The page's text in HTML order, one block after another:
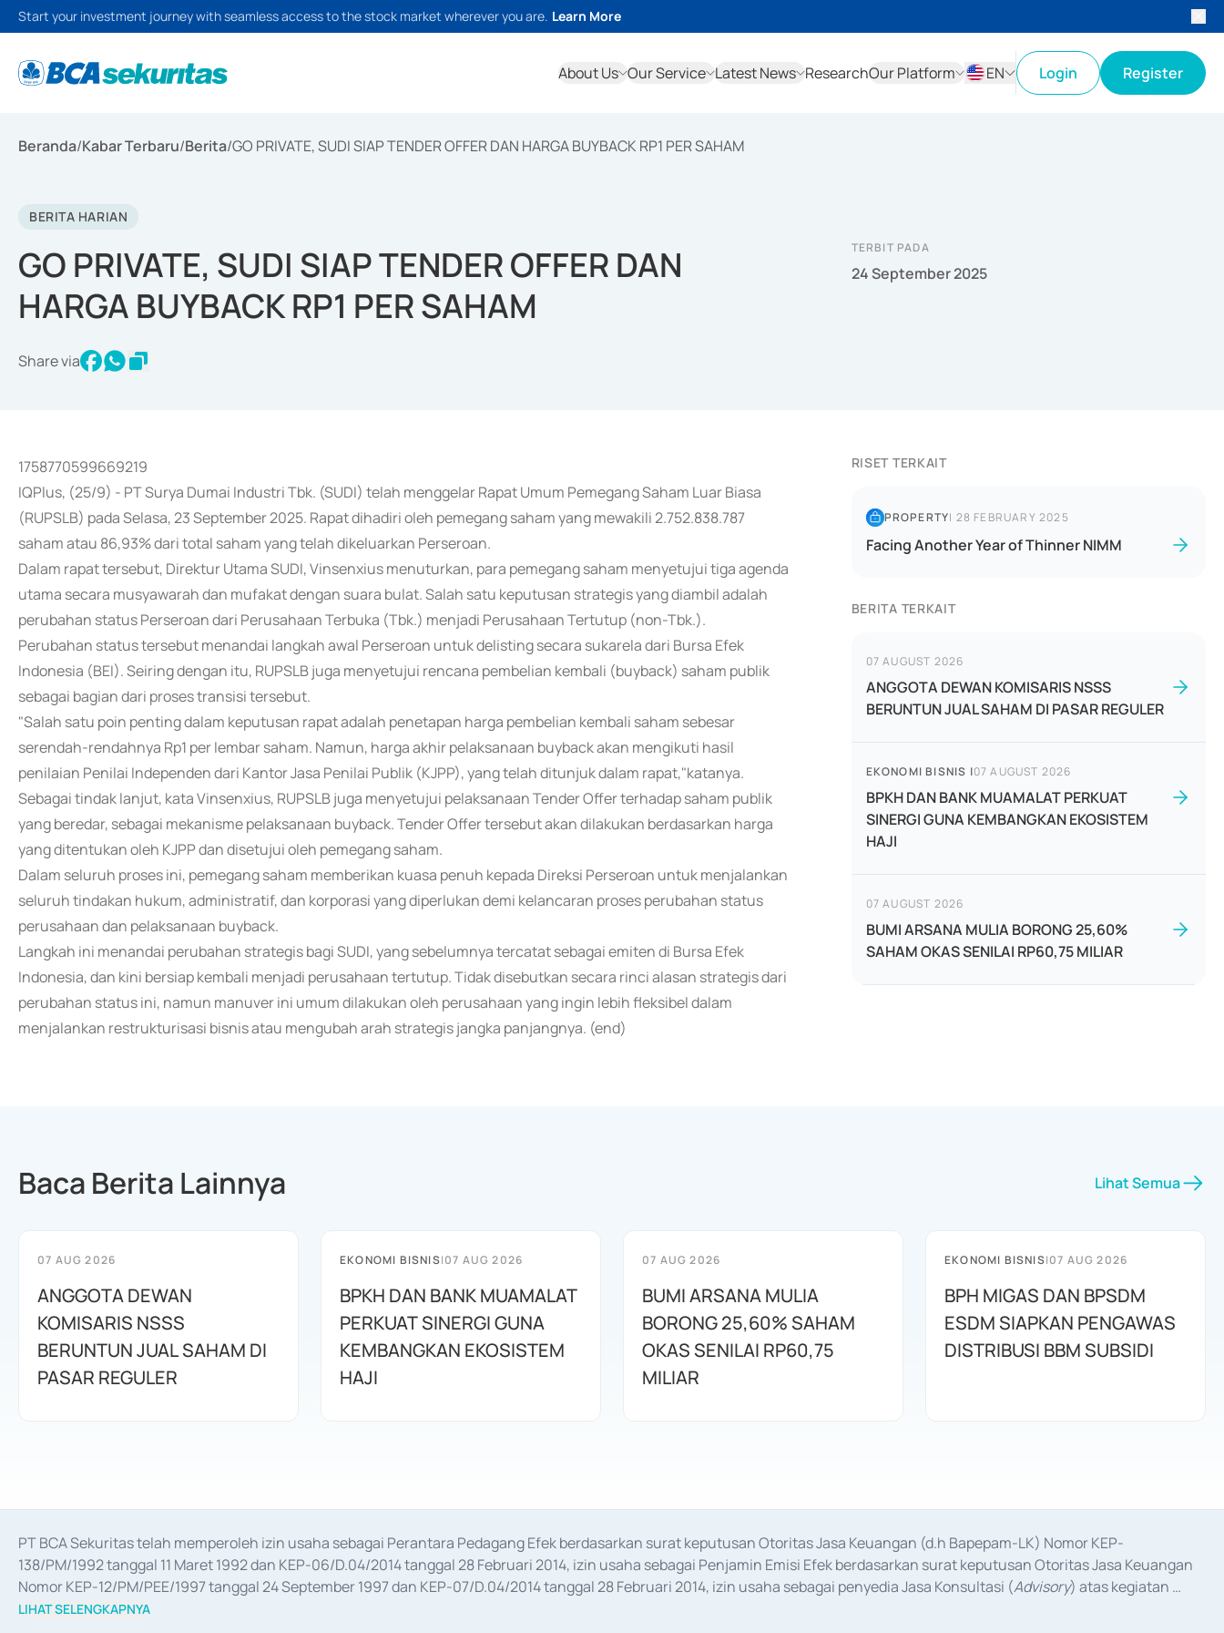
Start your investment journey with seamless access to the stock market wherever you are. Learn More
About Us Our Service Latest News ResearchOur Platform
EN
Login Register
Beranda/Kabar Terbaru/Berita/GO PRIVATE, SUDI SIAP TENDER OFFER DAN HARGA BUYBACK RP1 PER SAHAM
BERITA HARIAN
GO PRIVATE, SUDI SIAP TENDER OFFER DAN
HARGA BUYBACK RP1 PER SAHAM
Share via
TERBIT PADA
24 September 2025
1758770599669219
IQPlus, (25/9) - PT Surya Dumai Industri Tbk. (SUDI) telah menggelar Rapat Umum Pemegang Saham Luar Biasa
(RUPSLB) pada Selasa, 23 September 2025. Rapat dihadiri oleh pemegang saham yang mewakili 2.752.838.787
saham atau 86,93% dari total saham yang telah dikeluarkan Perseroan.
Dalam rapat tersebut, Direktur Utama SUDI, Vinsenxius menuturkan, para pemegang saham menyetujui tiga agenda
utama secara musyawarah dan mufakat dengan suara bulat. Salah satu keputusan strategis yang diambil adalah
perubahan status Perseroan dari Perusahaan Terbuka (Tbk.) menjadi Perusahaan Tertutup (non-Tbk.).
Perubahan status tersebut menandai langkah awal Perseroan untuk delisting secara sukarela dari Bursa Efek
Indonesia (BEI). Seiring dengan itu, RUPSLB juga menyetujui rencana pembelian kembali (buyback) saham publik
sebagai bagian dari proses transisi tersebut.
"Salah satu poin penting dalam keputusan rapat adalah penetapan harga pembelian kembali saham sebesar
serendah-rendahnya Rp1 per lembar saham. Namun, harga akhir pelaksanaan buyback akan mengikuti hasil
penilaian Penilai Independen dari Kantor Jasa Penilai Publik (KJPP), yang telah ditunjuk dalam rapat,"katanya.
Sebagai tindak lanjut, kata Vinsenxius, RUPSLB juga menyetujui pelaksanaan Tender Offer terhadap saham publik
yang beredar, sebagai mekanisme pelaksanaan buyback. Tender Offer tersebut akan dilakukan berdasarkan harga
yang ditentukan oleh KJPP dan disetujui oleh pemegang saham.
Dalam seluruh proses ini, pemegang saham memberikan kuasa penuh kepada Direksi Perseroan untuk menjalankan
seluruh tindakan hukum, administratif, dan korporasi yang diperlukan demi kelancaran proses perubahan status
perusahaan dan pelaksanaan buyback.
Langkah ini menandai perubahan strategis bagi SUDI, yang sebelumnya tercatat sebagai emiten di Bursa Efek
Indonesia, dan kini bersiap kembali menjadi perusahaan tertutup. Tidak disebutkan secara rinci alasan strategis dari
perubahan status ini, namun manuver ini umum dilakukan oleh perusahaan yang ingin lebih fleksibel dalam
menjalankan restrukturisasi bisnis atau mengubah arah strategis jangka panjangnya. (end)
RISET TERKAIT
PROPERTY| 28 FEBRUARY 2025
Facing Another Year of Thinner NIMM
BERITA TERKAIT
07 AUGUST 2026
ANGGOTA DEWAN KOMISARIS NSSS
BERUNTUN JUAL SAHAM DI PASAR REGULER
EKONOMI BISNIS |07 AUGUST 2026
BPKH DAN BANK MUAMALAT PERKUAT
SINERGI GUNA KEMBANGKAN EKOSISTEM
HAJI
07 AUGUST 2026
BUMI ARSANA MULIA BORONG 25,60%
SAHAM OKAS SENILAI RP60,75 MILIAR
Baca Berita Lainnya Lihat Semua
07 AUG 2026
ANGGOTA DEWAN
KOMISARIS NSSS
BERUNTUN JUAL SAHAM DI
PASAR REGULER
EKONOMI BISNIS|07 AUG 2026
BPKH DAN BANK MUAMALAT
PERKUAT SINERGI GUNA
KEMBANGKAN EKOSISTEM
HAJI
07 AUG 2026
BUMI ARSANA MULIA
BORONG 25,60% SAHAM
OKAS SENILAI RP60,75
MILIAR
EKONOMI BISNIS|07 AUG 2026
BPH MIGAS DAN BPSDM
ESDM SIAPKAN PENGAWAS
DISTRIBUSI BBM SUBSIDI
PT BCA Sekuritas telah memperoleh izin usaha sebagai Perantara Pedagang Efek berdasarkan surat keputusan Otoritas Jasa Keuangan (d.h Bapepam-LK) Nomor KEP-
138/PM/1992 tanggal 11 Maret 1992 dan KEP-06/D.04/2014 tanggal 28 Februari 2014, izin usaha sebagai Penjamin Emisi Efek berdasarkan surat keputusan Otoritas Jasa Keuangan
Nomor KEP-12/PM/PEE/1997 tanggal 24 September 1997 dan KEP-07/D.04/2014 tanggal 28 Februari 2014, izin usaha sebagai penyedia Jasa Konsultasi (Advisory) atas kegiatan
merger, akuisisi, divestasi, dan
LIHAT SELENGKAPNYA